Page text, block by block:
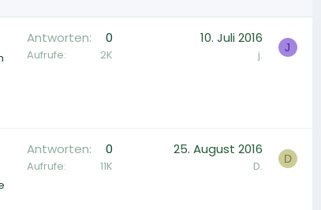
Antworten 0
Aufrufe 2K
10. Juli 2016
j. J
Antworten 0
Aufrufe 11K
25. August 2016
D. D